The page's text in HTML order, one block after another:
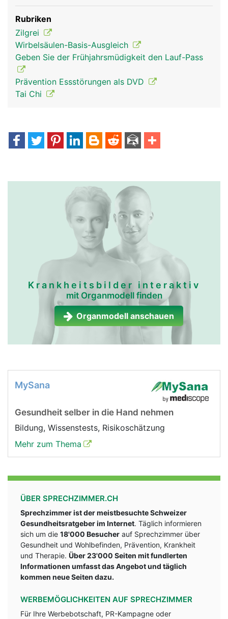
Rubriken
Zilgrei
Wirbelsäulen-Basis-Ausgleich
Geben Sie der Frühjahrsmüdigkeit den Lauf-Pass
Prävention Essstörungen als DVD
Tai Chi
Krankheitsbilder interaktiv
mit Organmodell finden
Organmodell anschauen
MySana
Gesundheit selber in die Hand nehmen
Bildung, Wissenstests, Risikoschätzung
Mehr zum Thema
ÜBER SPRECHZIMMER.CH
Sprechzimmer ist der meistbesuchte Schweizer
Gesundheitsratgeber im Internet. Täglich informieren
sich um die 18'000 Besucher auf Sprechzimmer über
Gesundheit und Wohlbefinden, Prävention, Krankheit
und Therapie. Über 23'000 Seiten mit fundlerten
Informationen umfasst das Angebot und täglich
kommen neue Seiten dazu.
WERBEMÖGLICHKEITEN AUF SPRECHZIMMER
Für Ihre Werbebotschaft, PR-Kampagne oder